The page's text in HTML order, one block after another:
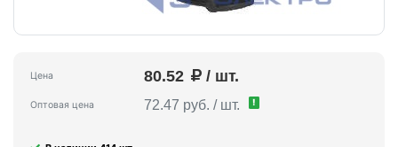
Цена 80.52 / шт.
Оптовая цена 72.47 руб. / шт. !